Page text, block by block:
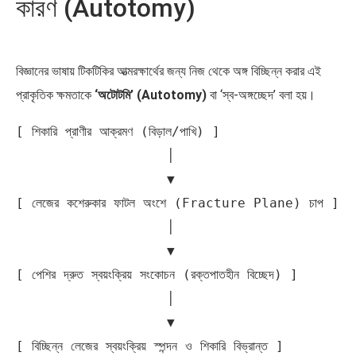
কারণ (Autotomy)
বিজ্ঞানের ভাষায় টিকটিকির আত্মরক্ষার্থের জন্য নিজ থেকে অঙ্গ বিচ্ছিন্ন করার এই
প্রাকৃতিক ক্ষমতাকে ‘অটোটমি’ (Autotomy) বা ‘স্ব-অঙ্গচ্ছেদ’ বলা হয়।
[ শিকারি প্রাণীর আক্রমণ (বিড়াল/পাখি) ]
[ লেজের কশেরুকার ফাটল অংশে (Fracture Plane) চাপ ]
[ পেশির দ্রুত স্বয়ংক্রিয় সংকোচন (রক্তপাতহীন বিচ্ছেদ) ]
[ বিচ্ছিন্ন লেজের স্বয়ংক্রিয় স্পন্দন ও শিকারি বিভ্রান্ত ]